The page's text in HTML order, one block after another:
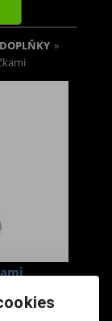
DOPLŇKY »